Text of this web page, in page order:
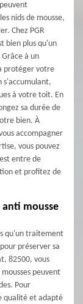
nids de mousse,
Chez PGR
bien plus qu'un
à un
protéger votre
s'accumulant,
à votre toit. En
sa durée de
bien. À
accompagner
vous pouvez
entre de
et profitez de
mousse
qu'un traitement
préserver sa
82500, vous
peuvent
Pour
qualité et adapté